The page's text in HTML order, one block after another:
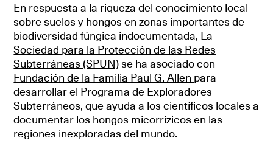
En respuesta a la riqueza del conocimiento local
sobre suelos y hongos en zonas importantes de
biodiversidad fúngica indocumentada, La
Sociedad para la Protección de las Redes
Subterráneas (SPUN)se ha asociado con
Fundación de la Familia Paul G. Allen para
desarrollar el Programa de Exploradores
Subterráneos, que ayuda a los científicos locales a
documentar los hongos micorrízicos en las
regiones inexploradas del mundo.